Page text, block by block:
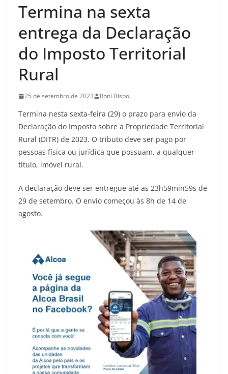
Termina na sexta
entrega da Declaração
do Imposto Territorial
Rural
25 de setembro de 2023 Roni Bispo
Termina nesta sexta-feira (29) o prazo para envio da
Declaração do Imposto sobre a Propriedade Territorial
Rural (DITR) de 2023. O tributo deve ser pago por
pessoas física ou jurídica que possuam, a qualquer
título, imóvel rural.
A declaração deve ser entregue até as 23h59min59s de
29 de setembro. O envio começou às 8h de 14 de
agosto.